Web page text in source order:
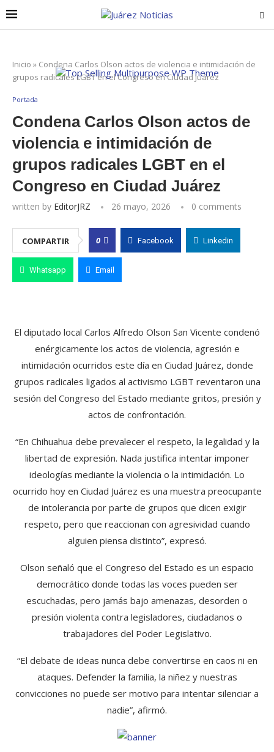
Inicio » Condena Carlos Olson actos de violencia e intimidación de
grupos radicales LGBT en el Congreso en Ciudad Juárez
Portada
Condena Carlos Olson actos de
violencia e intimidación de
grupos radicales LGBT en el
Congreso en Ciudad Juárez
written by EditorJRZ 26 mayo, 2026 0 comments
COMPARTIR 0 Facebook Linkedin
Whatsapp Email
El diputado local Carlos Alfredo Olson San Vicente condenó
enérgicamente los actos de violencia, agresión e
intimidación ocurridos este día en Ciudad Juárez, donde
grupos radicales ligados al activismo LGBT reventaron una
sesión del Congreso del Estado mediante gritos, presión y
actos de confrontación.
“En Chihuahua debe prevalecer el respeto, la legalidad y la
libertad de expresión. Nada justifica intentar imponer
ideologías mediante la violencia o la intimidación. Lo
ocurrido hoy en Ciudad Juárez es una muestra preocupante
de intolerancia por parte de grupos que dicen exigir
respeto, pero que reaccionan con agresividad cuando
alguien piensa distinto”, expresó.
Olson señaló que el Congreso del Estado es un espacio
democrático donde todas las voces pueden ser
escuchadas, pero jamás bajo amenazas, desorden o
presión violenta contra legisladores, ciudadanos o
trabajadores del Poder Legislativo.
“El debate de ideas nunca debe convertirse en caos ni en
ataques. Defender la familia, la niñez y nuestras
convicciones no puede ser motivo para intentar silenciar a
nadie”, afirmó.